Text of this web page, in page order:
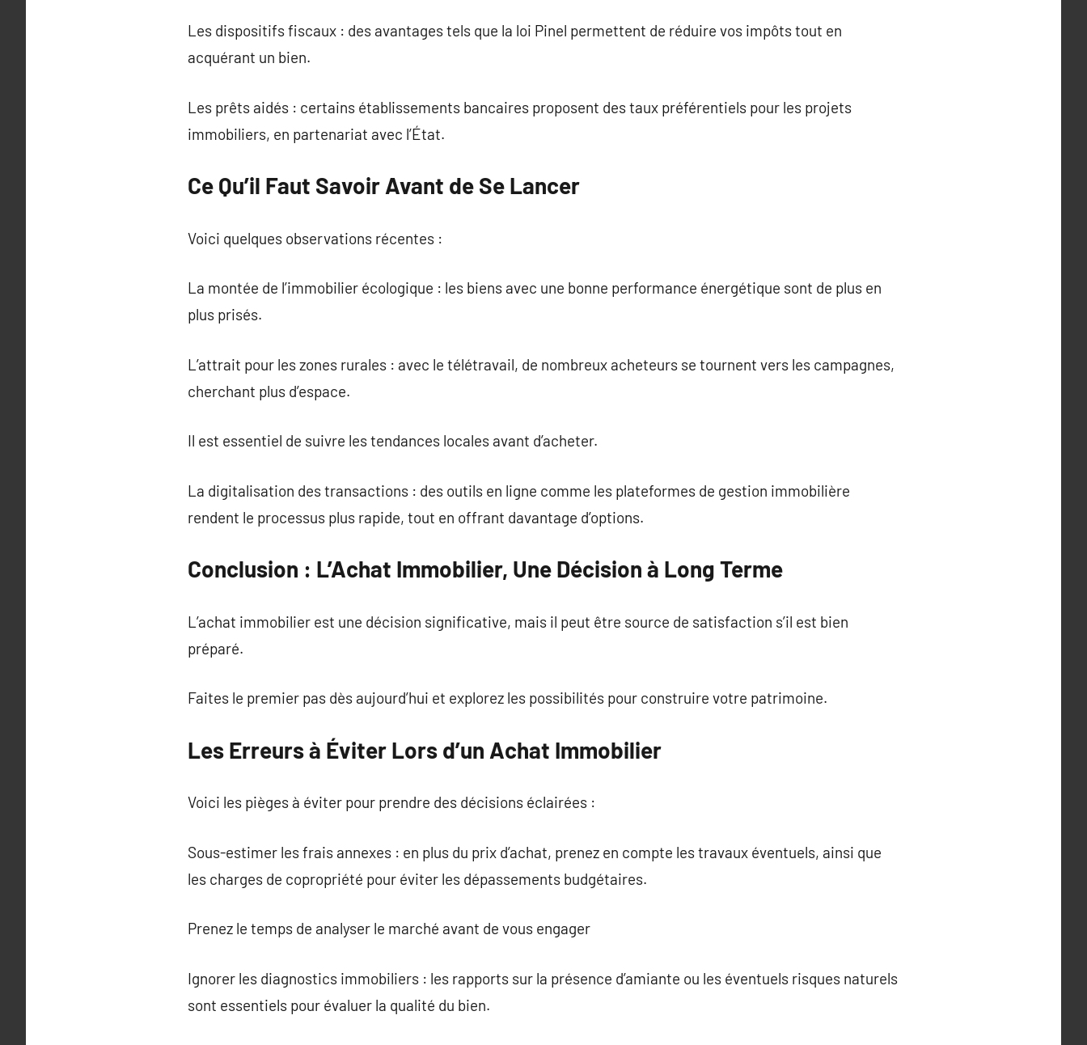
Les dispositifs fiscaux : des avantages tels que la loi Pinel permettent de réduire vos impôts tout en
acquérant un bien.
Les prêts aidés : certains établissements bancaires proposent des taux préférentiels pour les projets
immobiliers, en partenariat avec l’État.
Ce Qu’il Faut Savoir Avant de Se Lancer
Voici quelques observations récentes :
La montée de l’immobilier écologique : les biens avec une bonne performance énergétique sont de plus en
plus prisés.
L’attrait pour les zones rurales : avec le télétravail, de nombreux acheteurs se tournent vers les campagnes,
cherchant plus d’espace.
Il est essentiel de suivre les tendances locales avant d’acheter.
La digitalisation des transactions : des outils en ligne comme les plateformes de gestion immobilière
rendent le processus plus rapide, tout en offrant davantage d’options.
Conclusion : L’Achat Immobilier, Une Décision à Long Terme
L’achat immobilier est une décision significative, mais il peut être source de satisfaction s’il est bien
préparé.
Faites le premier pas dès aujourd’hui et explorez les possibilités pour construire votre patrimoine.
Les Erreurs à Éviter Lors d’un Achat Immobilier
Voici les pièges à éviter pour prendre des décisions éclairées :
Sous-estimer les frais annexes : en plus du prix d’achat, prenez en compte les travaux éventuels, ainsi que
les charges de copropriété pour éviter les dépassements budgétaires.
Prenez le temps de analyser le marché avant de vous engager
Ignorer les diagnostics immobiliers : les rapports sur la présence d’amiante ou les éventuels risques naturels
sont essentiels pour évaluer la qualité du bien.